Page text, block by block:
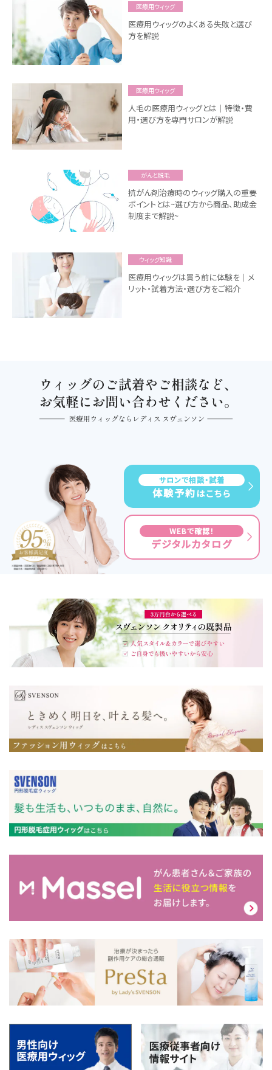
医療用ウィッグ
医療用ウィッグのよくある失敗と選び
方を解説
医療用ウィッグ
人毛の医療用ウィッグとは｜特徴・費
用・選び方を専門サロンが解説
がんと脱毛
抗がん剤治療時のウィッグ購入の重要
ポイントとは~選び方から商品、助成金
制度まで解説~
ウィッグ知識
医療用ウィッグは買う前に体験を｜メ
リット・試着方法・選び方をご紹介
サロンで相談・試着
体験予約 はこちら
WEBで確認！
デジタルカタログ